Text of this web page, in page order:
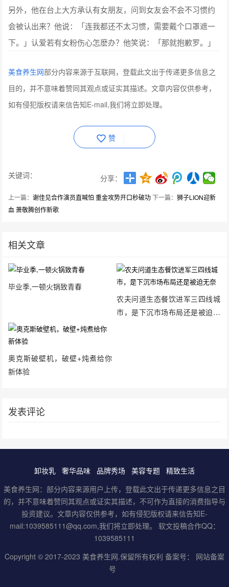
另外，他在台上大方承认有女朋友，问到女友会不会不习惯约
会被认出来？他说：「连我都还不太习惯，需要戴个口罩遮一
下。」认爱若有女粉伤心怎麽办？他笑说：「那就抱歉罗。」
美食养生网部分内容来源于互联网，登载此文出于传递更多信息之
目的，并不意味着赞同其观点或证实其描述。文章内容仅供参考，
如有侵犯版权请来信告知E-mail,我们将立即处理。
赞
关键词： 分享：
上一篇：谢佳见合作演员直喊怕 重金攻势开口秒破功下一篇：狮子LION迎新
血 萧敬腾创作新歌
相关文章
毕业季,一顿火锅致青春
农夫问道生态餐饮进军三四线城
市，是下沉市场布局还是被迫无
奥克斯破壁机，破壁+炖煮给你
新体验
发表评论
卸妆乳 奢华品味 品牌秀场 美容专题 精致生活
美食养生网：部分内容来源用户上传，登载此文出于传递更多信息之目
的，并不意味着赞同其观点或证实其描述，不可作为直接的消费指导与
投资建议。文章内容仅供参考，如有侵犯版权请来信告知E-
mail:1039585111@qq.com,我们将立即处理。 软文投稿合作QQ：
1039585111
Copyright © 2017-2023 美食养生网.保留所有权利 备案号： 网站备案
号